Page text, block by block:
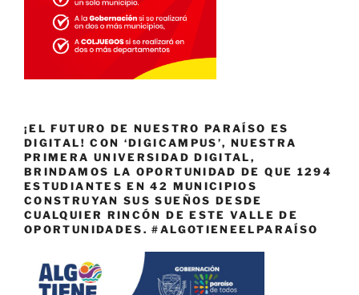
¡EL FUTURO DE NUESTRO PARAÍSO ES
DIGITAL! CON ‘DIGICAMPUS’, NUESTRA
PRIMERA UNIVERSIDAD DIGITAL,
BRINDAMOS LA OPORTUNIDAD DE QUE 1294
ESTUDIANTES EN 42 MUNICIPIOS
CONSTRUYAN SUS SUEÑOS DESDE
CUALQUIER RINCÓN DE ESTE VALLE DE
OPORTUNIDADES. #ALGOTIENEELPARAÍSO